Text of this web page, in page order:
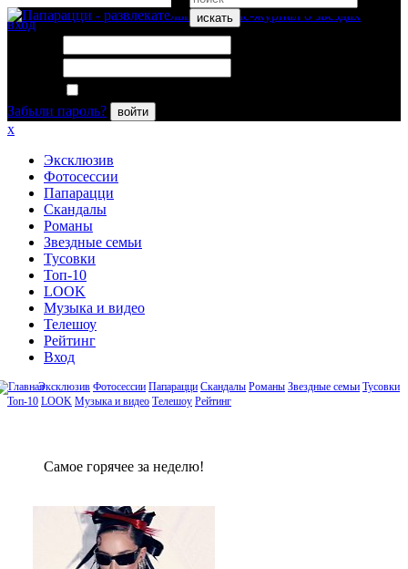
искать
вход
Забыли пароль?
войти
x
Эксклюзив
Фотосессии
Папарацци
Скандалы
Романы
Звездные семьи
Тусовки
Топ-10
LOOK
Музыка и видео
Телешоу
Рейтинг
Вход
Эксклюзив Фотосессии Папарацци Скандалы Романы Звездные семьи Тусовки
Топ-10 LOOK Музыка и видео Телешоу Рейтинг
Сaмое гoрячее за неделю!